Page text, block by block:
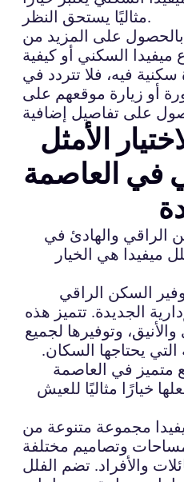
مثاليًا يستحق النظر.
بالحصول على المزيد من
السكني أو كيفية
فيه، فلا تتردد في
أو زيارة موقعهم على
الأمثل
في العاصمة
الراقي والهادئ في
ميفيدا هي الخيار
السكن الراقي
الجديدة. تتميز هذه
وتوفيرها لجميع
التي يحتاجها السكان.
متميز في العاصمة
خيارًا مثاليًا للعيش
مجموعة متنوعة من
وتصاميم مختلفة
والأفراد. تضم الفلل